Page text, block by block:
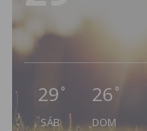
29 °
SÁB
26 °
DOM